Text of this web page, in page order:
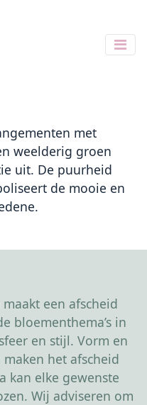
met
weelderig groen
uit. De puurheid
de mooie en
een afscheid
bloementhema’s in
en stijl. Vorm en
het afscheid
kan elke gewenste
Wij adviseren om